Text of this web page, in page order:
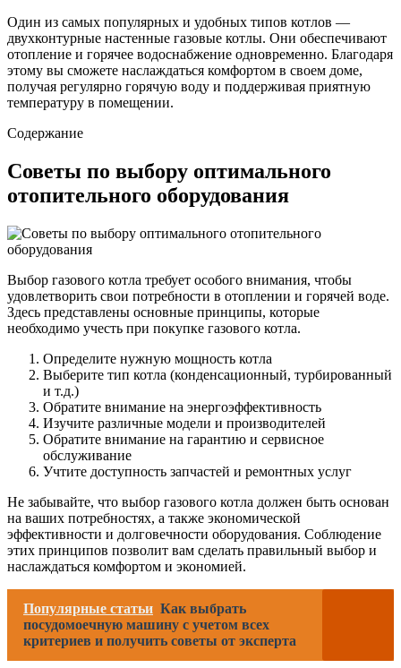
Один из самых популярных и удобных типов котлов —
двухконтурные настенные газовые котлы. Они обеспечивают
отопление и горячее водоснабжение одновременно. Благодаря
этому вы сможете наслаждаться комфортом в своем доме,
получая регулярно горячую воду и поддерживая приятную
температуру в помещении.
Содержание
Советы по выбору оптимального
отопительного оборудования
Выбор газового котла требует особого внимания, чтобы
удовлетворить свои потребности в отоплении и горячей воде.
Здесь представлены основные принципы, которые
необходимо учесть при покупке газового котла.
Определите нужную мощность котла
Выберите тип котла (конденсационный, турбированный
и т.д.)
Обратите внимание на энергоэффективность
Изучите различные модели и производителей
Обратите внимание на гарантию и сервисное
обслуживание
Учтите доступность запчастей и ремонтных услуг
Не забывайте, что выбор газового котла должен быть основан
на ваших потребностях, а также экономической
эффективности и долговечности оборудования. Соблюдение
этих принципов позволит вам сделать правильный выбор и
наслаждаться комфортом и экономией.
Популярные статьи Как выбрать
посудомоечную машину с учетом всех
критериев и получить советы от эксперта